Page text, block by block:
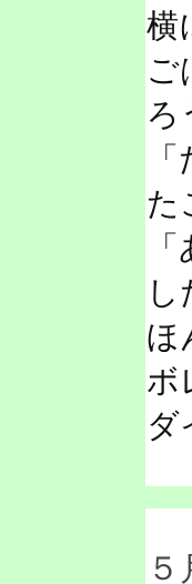
横
ご
ろ
た
し
ほ
ボ
ダ
５